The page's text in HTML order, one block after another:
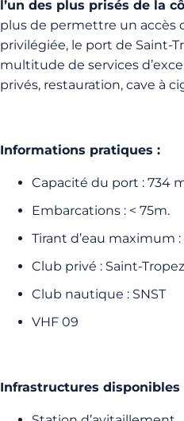
l’un des plus prisés de la
plus de permettre un accès
privilégiée, le port de Saint-
multitude de services
privés, restauration, cave à
Informations pratiques :
Capacité du port : 734
Embarcations : < 75m.
Tirant d’eau maximum :
Club privé : Saint-
Club nautique : SNST
VHF 09
Infrastructures disponibles